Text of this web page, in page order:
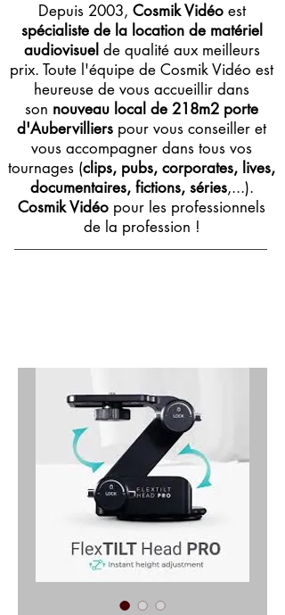
Depuis 2003, Cosmik Vidéoest
spécialiste de la location de matériel
audiovisuel de qualité aux meilleurs
prix. Toute l'équipe de Cosmik Vidéo est
heureuse de vous accueillir dans
son nouveau local de 218m2 porte
d'Aubervilliers pour vous conseiller et
vous accompagner dans tous vos
tournages (clips, pubs, corporates, lives,
documentaires, fictions, séries,...).
Cosmik Vidéo pour les professionnels
de la profession !